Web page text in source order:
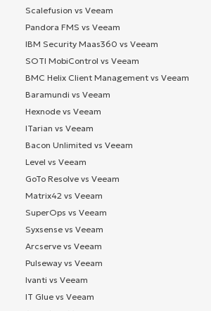
Scalefusion vs Veeam
Pandora FMS vs Veeam
IBM Security Maas360 vs Veeam
SOTI MobiControl vs Veeam
BMC Helix Client Management vs Veeam
Baramundi vs Veeam
Hexnode vs Veeam
ITarian vs Veeam
Bacon Unlimited vs Veeam
Level vs Veeam
GoTo Resolve vs Veeam
Matrix42 vs Veeam
SuperOps vs Veeam
Syxsense vs Veeam
Arcserve vs Veeam
Pulseway vs Veeam
Ivanti vs Veeam
IT Glue vs Veeam